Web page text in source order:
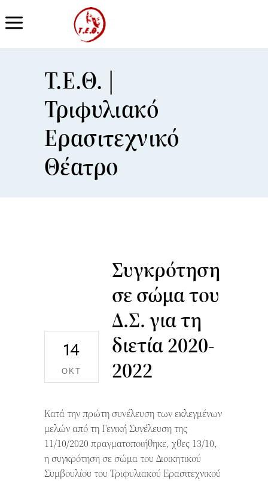
Τ.Ε.Θ. |
Τριφυλιακό
Ερασιτεχνικό
Θέατρο
14
ΟΚΤ
Συγκρότηση
σε σώμα του
Δ.Σ. για τη
διετία 2020-
2022
Κατά την πρώτη συνέλευση των εκλεγμένων
μελών από τη Γενική Συνέλευση της
11/10/2020 πραγματοποιήθηκε, χθες 13/10,
η συγκρότηση σε σώμα του Διοικητικού
Συμβουλίου του Τριφυλιακού Ερασιτεχνικού